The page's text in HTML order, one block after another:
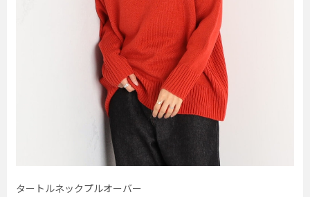
タートルネックプルオーバー